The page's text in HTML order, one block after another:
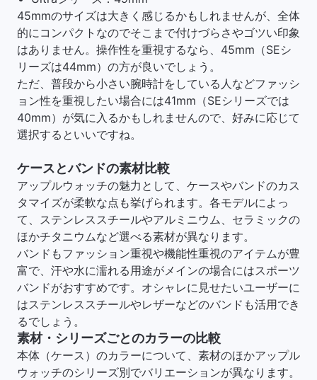
45mmのサイズは大きく感じるかもしれませんが、全体
的にコンパクトなのでそこまで付けづらさやゴツい印象
はありません。操作性を重視するなら、45mm（SEシ
リーズは44mm）の方が良いでしょう。
ただ、普段から小さい腕時計をしている人などファッシ
ョン性を重視したい場合には41mm（SEシリーズでは
40mm）が気に入るかもしれませんので、好みに応じて
選択するといいですね。
ケースとバンドの素材比較
アップルウォッチの魅力として、ケースやバンドのカス
タマイズが柔軟な点も挙げられます。各モデルによっ
て、ステンレススチールやアルミニウム、セラミックの
ほかチタニウムなど選べる素材が異なります。
バンドもファッション重視や機能性重視のアイテムが豊
富で、汗や水に濡れる用途がメインの場合にはスポーツ
バンドがおすすめです。オシャレに見せたいユーザーに
はステンレススチールやレザーなどのバンドも活用でき
るでしょう。
素材・シリーズごとのカラーの比較
本体（ケース）のカラーについて、素材のほかアップル
ウォッチのシリーズ別でバリエーションが異なります。